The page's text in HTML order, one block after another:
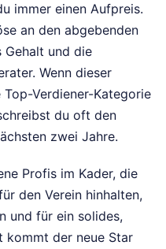
immer einen Aufpreis.
an den abgebenden
Gehalt und die
Wenn dieser
Verdiener-Kategorie
du oft den
zwei Jahre.
Profis im Kader, die
den Verein hinhalten,
und für ein solides,
kommt der neue Star